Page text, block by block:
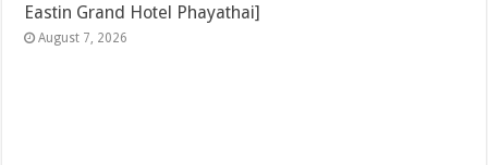
Eastin Grand Hotel Phayathai]
August 7, 2026